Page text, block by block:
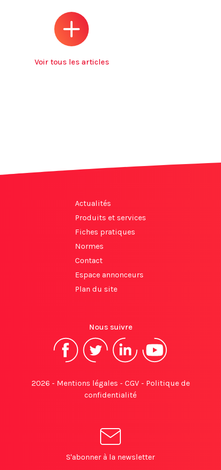
Voir tous les articles
Actualités
Produits et services
Fiches pratiques
Normes
Contact
Espace annonceurs
Plan du site
Nous suivre
2026 - Mentions légales - CGV- Politique de
confidentialité
S'abonner à la newsletter